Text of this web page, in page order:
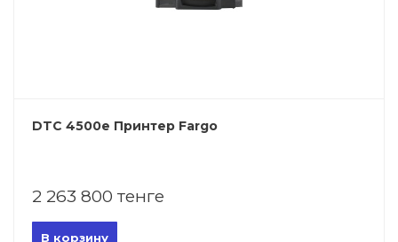
DTC 4500e Принтер Fargo
2 263 800 тенге
В корзину